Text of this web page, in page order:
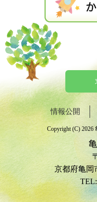
情報公開
Copyright (C) 2026
京都府亀岡